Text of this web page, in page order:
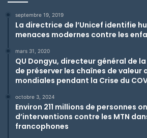
septembre 19, 2019
La directrice de l’Unicef identifie
menaces modernes contre les
mars 31, 2020
QU Dongyu, directeur général de
de préserver les chaînes de valeur
mondiales pendant la Crise du
octobre 3, 2024
Environ 211 millions de personnes
d’interventions contre les MTN
francophones